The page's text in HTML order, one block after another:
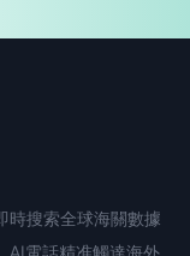
時搜索全球海關數據
AI電話精准觸達海外